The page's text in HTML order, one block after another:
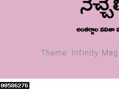
Theme: Infinity Mag